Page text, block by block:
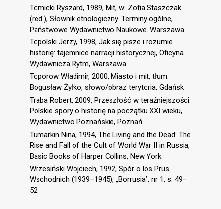
Tomicki Ryszard, 1989, Mit, w: Zofia Staszczak
(red.), Słownik etnologiczny. Terminy ogólne,
Państwowe Wydawnictwo Naukowe, Warszawa.
Topolski Jerzy, 1998, Jak się pisze i rozumie
historię: tajemnice narracji historycznej, Oficyna
Wydawnicza Rytm, Warszawa.
Toporow Władimir, 2000, Miasto i mit, tłum.
Bogusław Żyłko, słowo/obraz terytoria, Gdańsk.
Traba Robert, 2009, Przeszłość w teraźniejszości.
Polskie spory o historię na początku XXI wieku,
Wydawnictwo Poznańskie, Poznań.
Tumarkin Nina, 1994, The Living and the Dead: The
Rise and Fall of the Cult of World War II in Russia,
Basic Books of Harper Collins, New York.
Wrzesiński Wojciech, 1992, Spór o los Prus
Wschodnich (1939–1945), „Borrusia”, nr 1, s. 49–
52.